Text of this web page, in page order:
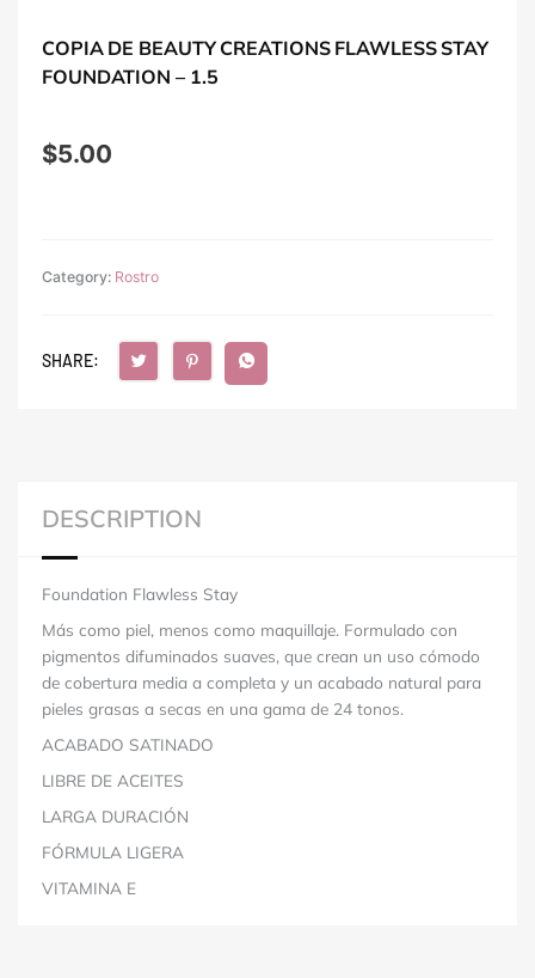
COPIA DE BEAUTY CREATIONS FLAWLESS STAY
FOUNDATION – 1.5
$5.00
Category: Rostro
SHARE:
DESCRIPTION
Foundation Flawless Stay
Más como piel, menos como maquillaje. Formulado con
pigmentos difuminados suaves, que crean un uso cómodo
de cobertura media a completa y un acabado natural para
pieles grasas a secas en una gama de 24 tonos.
ACABADO SATINADO
LIBRE DE ACEITES
LARGA DURACIÓN
FÓRMULA LIGERA
VITAMINA E